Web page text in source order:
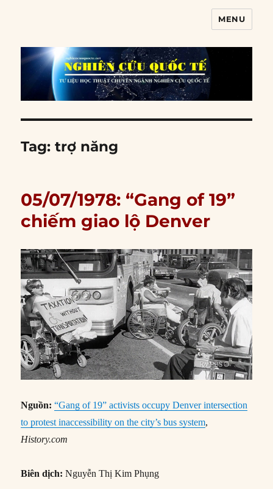
MENU
Tag:trợ năng
05/07/1978: “Gang of 19”
chiếm giao lộ Denver
Nguồn:“Gang of 19” activists occupy Denver intersection
to protest inaccessibility on the city’s bus system,
History.com
Biên dịch: Nguyễn Thị Kim Phụng